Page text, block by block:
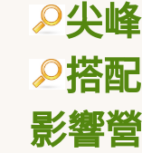
尖
搭配
影響